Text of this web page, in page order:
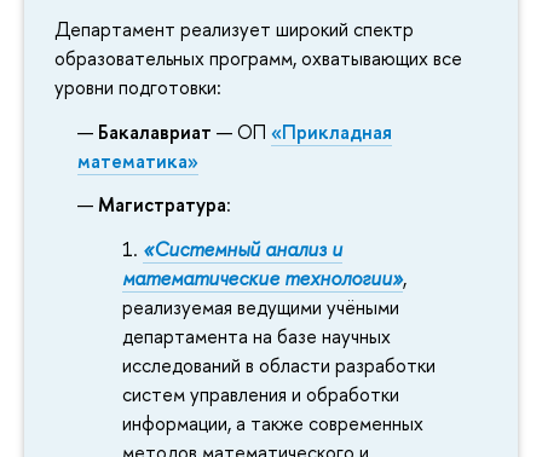
Департамент реализует широкий спектр
образовательных программ, охватывающих все
уровни подготовки:
Бакалавриат — ОП«Прикладная
математика»
Магистратура:
«Системный анализ и
математические технологии»,
реализуемая ведущими учёными
департамента на базе научных
исследований в области разработки
систем управления и обработки
информации, а также современных